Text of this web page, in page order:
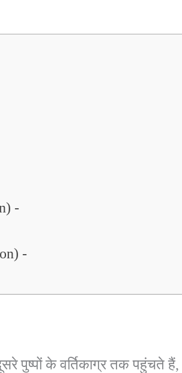
-
-
पुष्पों के वर्तिकाग्र तक पहुंचते